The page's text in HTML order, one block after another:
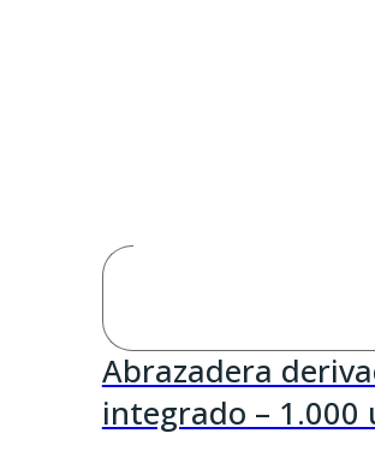
Abrazadera
integrado – 1.000